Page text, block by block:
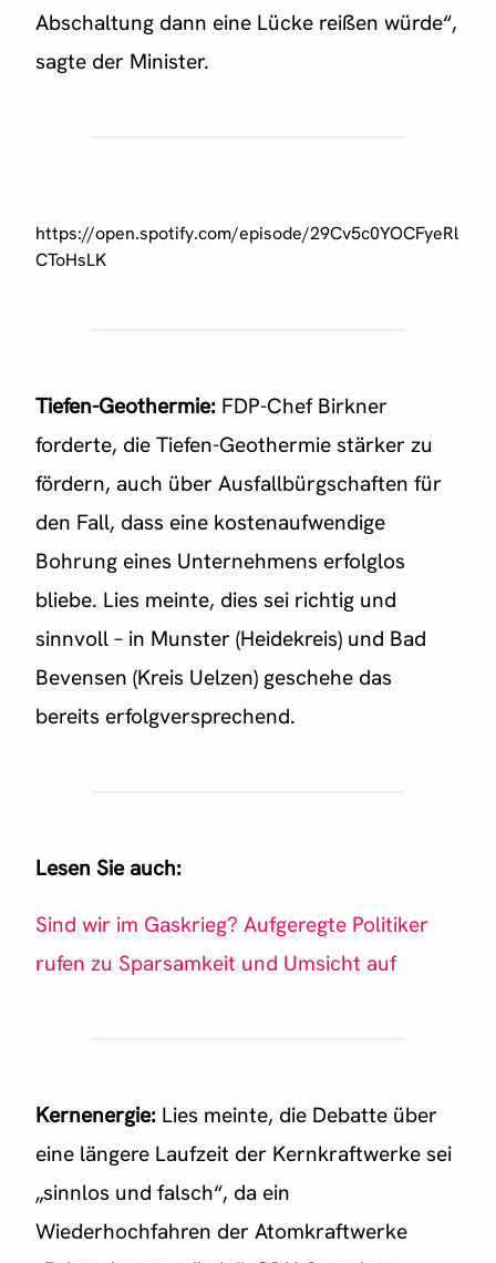
Abschaltung dann eine Lücke reißen würde“,
sagte der Minister.
https://open.spotify.com/episode/29Cv5c0YOCFyeRl
CToHsLK
Tiefen-Geothermie: FDP-Chef Birkner
forderte, die Tiefen-Geothermie stärker zu
fördern, auch über Ausfallbürgschaften für
den Fall, dass eine kostenaufwendige
Bohrung eines Unternehmens erfolglos
bliebe. Lies meinte, dies sei richtig und
sinnvoll – in Munster (Heidekreis) und Bad
Bevensen (Kreis Uelzen) geschehe das
bereits erfolgversprechend.
Lesen Sie auch:
Sind wir im Gaskrieg? Aufgeregte Politiker
rufen zu Sparsamkeit und Umsicht auf
Kernenergie: Lies meinte, die Debatte über
eine längere Laufzeit der Kernkraftwerke sei
„sinnlos und falsch“, da ein
Wiederhochfahren der Atomkraftwerke